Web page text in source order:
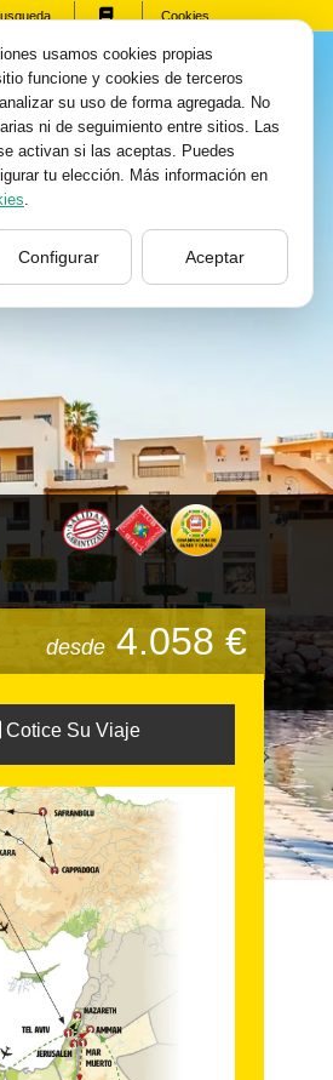
Cookies
desde4.058 €
Cotice Su Viaje
usamos cookies propias
funcione y cookies de terceros
su uso de forma agregada. No
ni de seguimiento entre sitios. Las
activan si las aceptas. Puedes
tu elección. Más información en
.
Configurar Aceptar